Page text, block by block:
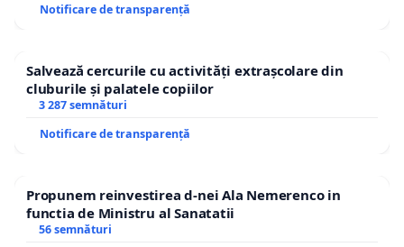
Notificare de transparență
Salvează cercurile cu activități extrașcolare din
cluburile și palatele copiilor
3 287 semnături
Notificare de transparență
Propunem reinvestirea d-nei Ala Nemerenco in
functia de Ministru al Sanatatii
56 semnături